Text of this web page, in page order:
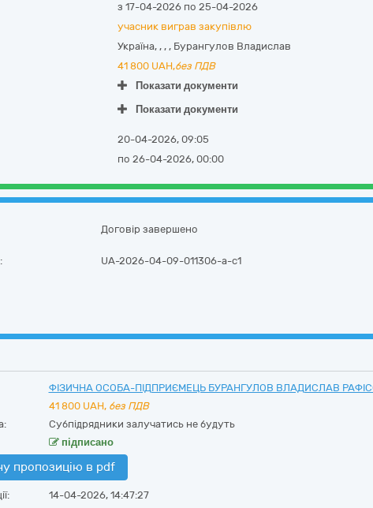
з 17-04-2026 по 25-04-2026
учасник виграв закупівлю
Україна, , , , Бурангулов Владислав
41 800 UAH,без ПДВ
Показати документи
Показати документи
20-04-2026, 09:05
по 26-04-2026, 00:00
Договір завершено
UA-2026-04-09-011306-a-c1
ФІЗИЧНА ОСОБА-ПІДПРИЄМЕЦЬ БУРАНГУЛОВ ВЛАДИСЛАВ
41 800 UAH, без ПДВ
Субпідрядники залучатись не будуть
підписано
пропозицію в pdf
14-04-2026, 14:47:27